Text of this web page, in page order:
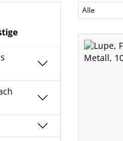
Alle